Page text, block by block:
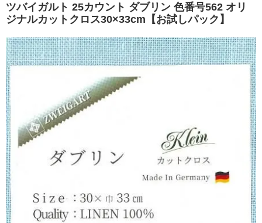
ツバイガルト 25カウント ダブリン 色番号562 オリ
ジナルカットクロス30×33cm【お試しパック】